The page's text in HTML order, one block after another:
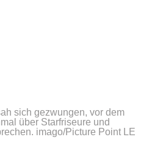
sich gezwungen, vor dem
über Starfriseure und
imago/Picture Point LE